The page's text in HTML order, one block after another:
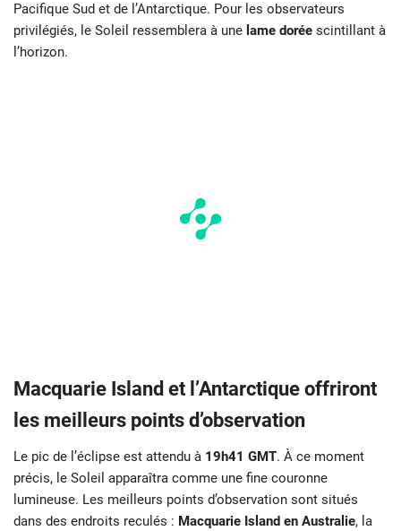
Pacifique Sud et de l’Antarctique. Pour les observateurs
privilégiés, le Soleil ressemblera à une lame dorée scintillant à
l’horizon.
Macquarie Island et l’Antarctique offriront
les meilleurs points d’observation
Le pic de l’éclipse est attendu à 19h41 GMT. À ce moment
précis, le Soleil apparaîtra comme une fine couronne
lumineuse. Les meilleurs points d’observation sont situés
dans des endroits reculés : Macquarie Island en Australie, la